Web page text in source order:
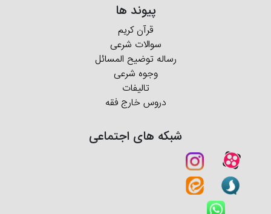
پیوند ها
قرآن کریم
سوالات شرعی
رساله توضیح المسائل
وجوه شرعی
تالیفات
دروس خارج فقه
شبکه های اجتماعی